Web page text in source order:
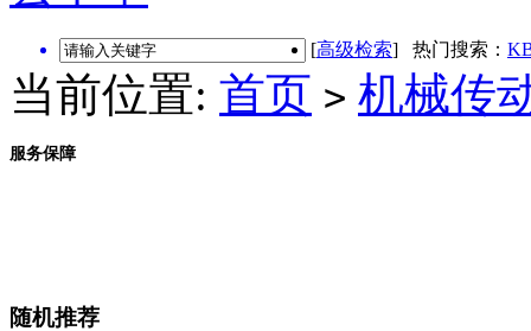
[高级检索] 热门搜索：
当前位置: 首页 > 机械传
服务保障
随机推荐